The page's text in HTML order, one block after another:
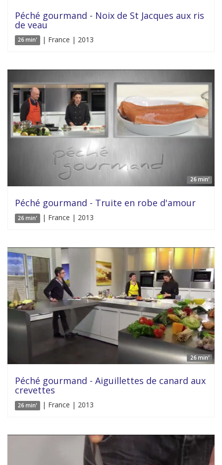
Péché gourmand - Noix de St Jacques aux ris
de veau
26 min' | France | 2013
26 min'
Péché gourmand - Truite en robe d'amour
26 min' | France | 2013
26 min'
Péché gourmand - Aiguillettes de canard aux
crevettes
26 min' | France | 2013